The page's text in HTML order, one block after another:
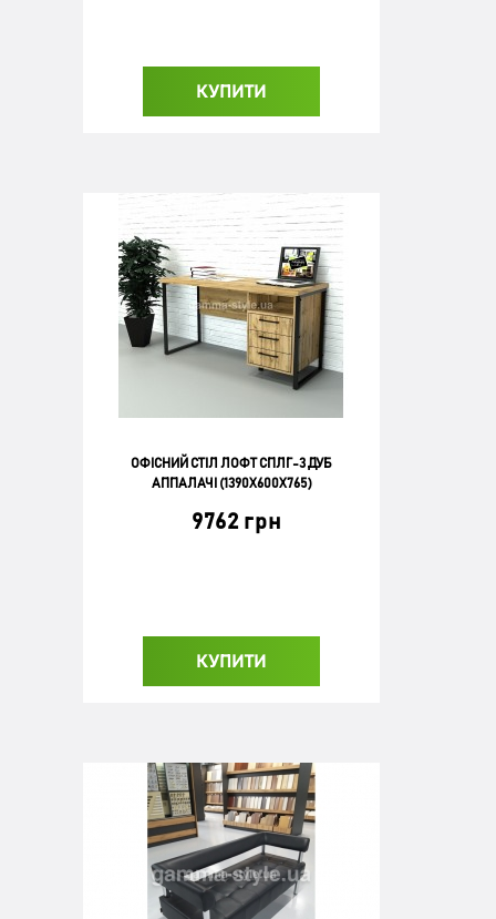
КУПИТИ
ОФІСНИЙ СТІЛ ЛОФТ СПЛГ-3 ДУБ
АППАЛАЧІ (1390X600X765)
9762 грн
КУПИТИ